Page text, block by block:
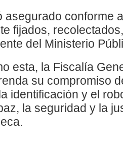
asegurado conforme
fijados,
del Ministerio
esta, la Fiscalía
su compromiso
identificación y el
la seguridad y la